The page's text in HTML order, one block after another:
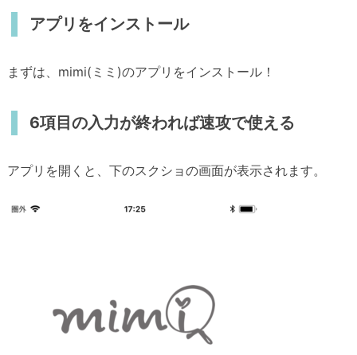
アプリをインストール
まずは、mimi(ミミ)のアプリをインストール！
6項目の入力が終われば速攻で使える
アプリを開くと、下のスクショの画面が表示されます。